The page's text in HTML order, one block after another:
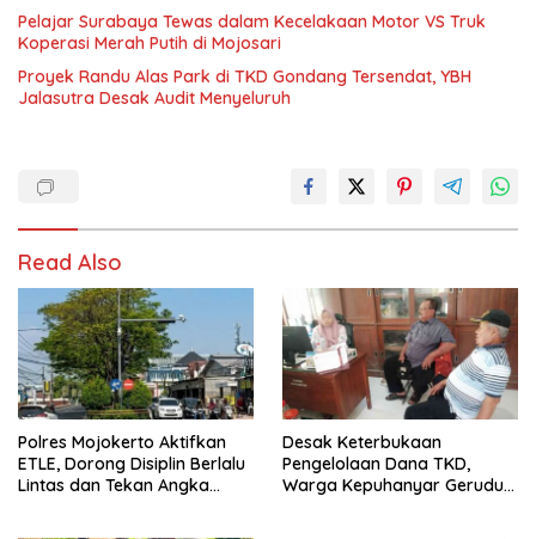
Pelajar Surabaya Tewas dalam Kecelakaan Motor VS Truk
Koperasi Merah Putih di Mojosari
Proyek Randu Alas Park di TKD Gondang Tersendat, YBH
Jalasutra Desak Audit Menyeluruh
Read Also
Polres Mojokerto Aktifkan
ETLE, Dorong Disiplin Berlalu
Lintas dan Tekan Angka
Desak Keterbukaan
Pengelolaan Dana TKD,
Warga Kepuhanyar Geruduk